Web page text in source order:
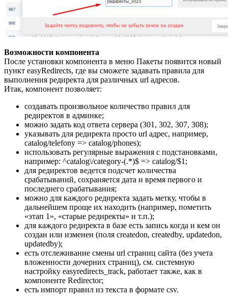
Возможности компонента
После установки компонента в меню Пакеты появится новый
пункт easyRedirects, где вы сможете задавать правила для
выполнения редиректа для различных url адресов.
Итак, компонент позволяет:
создавать произвольное количество правил для
редиректов в админке;
можно задать код ответа сервера (301, 302, 307, 308);
указывать для редиректа просто url адрес, например,
catalog/telefony => catalog/phones);
использовать регулярные выражения с подстановками,
например: ^catalog\/category-(.*)$ => catalog/$1;
для редиректов ведется подсчет количества
срабатываний, сохраняется дата и время первого и
последнего срабатывания;
можно для каждого редиректа задать метку, чтобы в
дальнейшем проще их находить (например, пометить
«этап 1», «старые редиректы» и т.п.);
для каждого редиректа в базе есть запись когда и кем он
создан или изменен (поля createdon, createdby, updatedon,
updatedby);
есть отслеживание смены url страниц сайта (без учета
вложенности дочерних страниц), см. системную
настройку easyredirects_track, работает также, как в
компоненте Redirector;
есть импорт правил из текста в формате csv.